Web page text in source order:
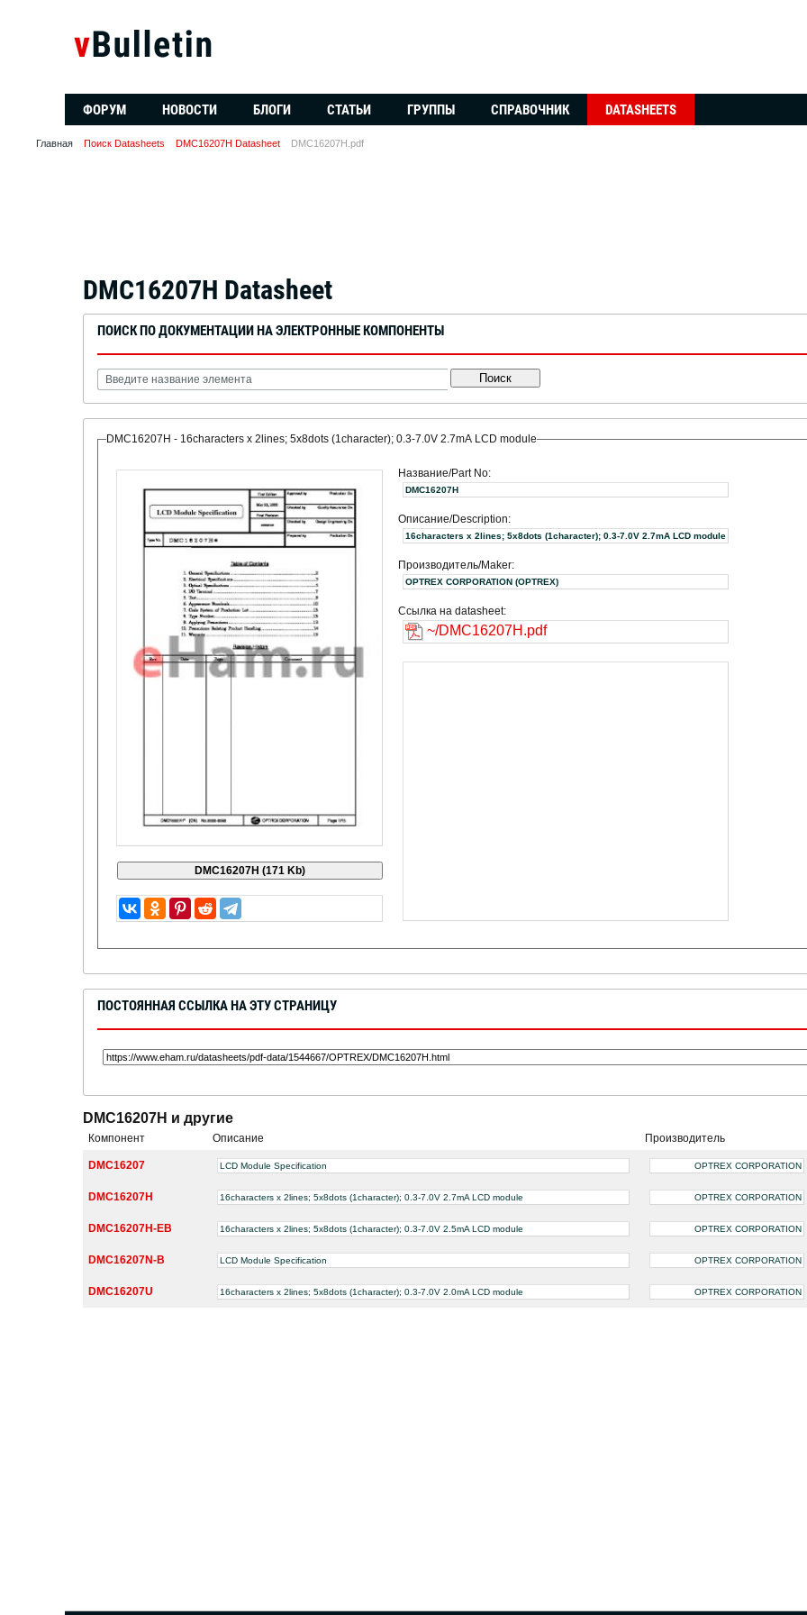
ФОРУМ НОВОСТИ БЛОГИ СТАТЬИ ГРУППЫ СПРАВОЧНИК DATASHEETS
Главная Поиск Datasheets DMC16207H Datasheet DMC16207H.pdf
DMC16207H Datasheet
ПОИСК ПО ДОКУМЕНТАЦИИ НА ЭЛЕКТРОННЫЕ КОМПОНЕНТЫ
Поиск
DMC16207H - 16characters x 2lines; 5x8dots (1character); 0.3-7.0V 2.7mA LCD module
Название/Part No:
DMC16207H
Описание/Description:
16characters x 2lines; 5x8dots (1character); 0.3-7.0V 2.7mA LCD module
Производитель/Maker:
OPTREX CORPORATION (OPTREX)
Ссылка на datasheet:
~/DMC16207H.pdf
ПОСТОЯННАЯ ССЫЛКА НА ЭТУ СТРАНИЦУ
DMC16207H и другие
Компонент Описание Производитель
DMC16207 LCD Module Specification OPTREX CORPORATION
DMC16207H 16characters x 2lines; 5x8dots (1character); 0.3-7.0V 2.7mA LCD module OPTREX CORPORATION
DMC16207H-EB 16characters x 2lines; 5x8dots (1character); 0.3-7.0V 2.5mA LCD module OPTREX CORPORATION
DMC16207N-B LCD Module Specification OPTREX CORPORATION
DMC16207U 16characters x 2lines; 5x8dots (1character); 0.3-7.0V 2.0mA LCD module OPTREX CORPORATION